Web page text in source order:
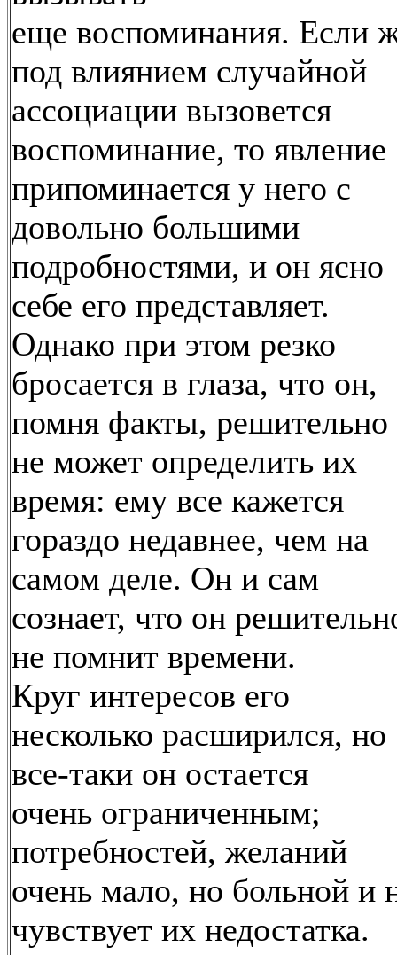
еще воспоминания. Если
под влиянием случайной
ассоциации вызовется
воспоминание, то явление
припоминается у него с
довольно большими
подробностями, и он ясно
себе его представляет.
Однако при этом резко
бросается в глаза, что он,
помня факты, решительно
не может определить их
время: ему все кажется
гораздо недавнее, чем на
самом деле. Он и сам
сознает, что он
не помнит времени.
Круг интересов его
несколько расширился, но
все-таки он остается
очень ограниченным;
потребностей, желаний
очень мало, но больной и
чувствует их недостатка.